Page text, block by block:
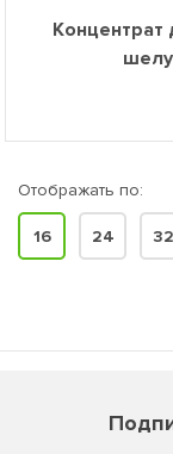
Концентрат
Отображать по:
16 24 32